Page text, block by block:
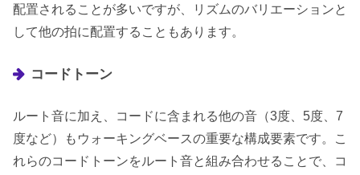
配置されることが多いですが、リズムのバリエーションと
して他の拍に配置することもあります。
コードトーン
ルート音に加え、コードに含まれる他の音（3度、5度、7
度など）もウォーキングベースの重要な構成要素です。こ
れらのコードトーンをルート音と組み合わせることで、コ